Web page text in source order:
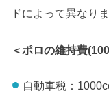
ドによって異なり
＜ポロの維持費
自動車税：